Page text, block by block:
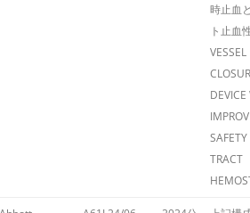
時止血
ト止血
VESSEL
TRACT